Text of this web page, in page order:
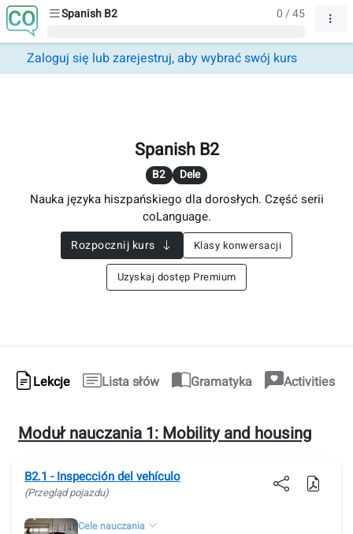
Spanish B2 0 / 45
Zaloguj się lub zarejestruj, aby wybrać swój kurs
Spanish B2
B2 Dele
Nauka języka hiszpańskiego dla dorosłych. Część serii
coLanguage.
Rozpocznij kurs Klasy konwersacji
Uzyskaj dostęp Premium
Lekcje Lista słów Gramatyka Activities
Moduł nauczania 1: Mobility and housing
B2.1 - Inspección del vehículo
(Przegląd pojazdu)
Cele nauczania